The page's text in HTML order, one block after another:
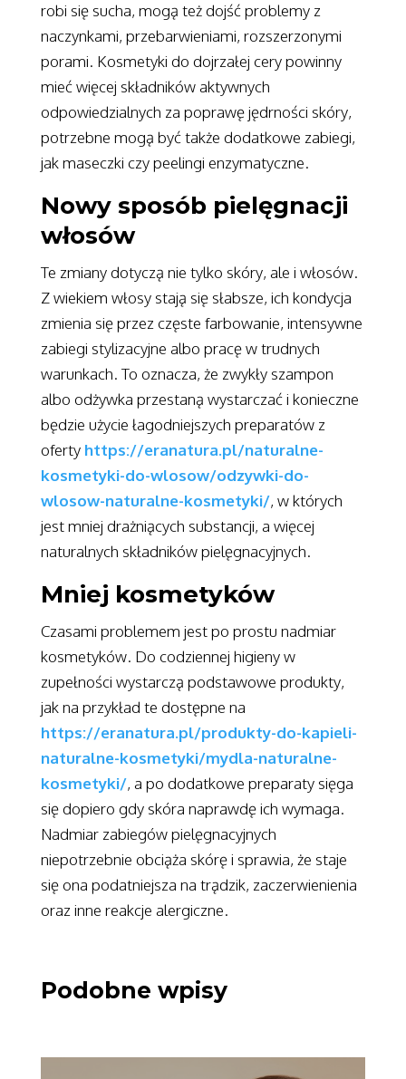
robi się sucha, mogą też dojść problemy z
naczynkami, przebarwieniami, rozszerzonymi
porami. Kosmetyki do dojrzałej cery powinny
mieć więcej składników aktywnych
odpowiedzialnych za poprawę jędrności skóry,
potrzebne mogą być także dodatkowe zabiegi,
jak maseczki czy peelingi enzymatyczne.
Nowy sposób pielęgnacji
włosów
Te zmiany dotyczą nie tylko skóry, ale i włosów.
Z wiekiem włosy stają się słabsze, ich kondycja
zmienia się przez częste farbowanie, intensywne
zabiegi stylizacyjne albo pracę w trudnych
warunkach. To oznacza, że zwykły szampon
albo odżywka przestaną wystarczać i konieczne
będzie użycie łagodniejszych preparatów z
oferty https://eranatura.pl/naturalne-
kosmetyki-do-wlosow/odzywki-do-
wlosow-naturalne-kosmetyki/, w których
jest mniej drażniących substancji, a więcej
naturalnych składników pielęgnacyjnych.
Mniej kosmetyków
Czasami problemem jest po prostu nadmiar
kosmetyków. Do codziennej higieny w
zupełności wystarczą podstawowe produkty,
jak na przykład te dostępne na
https://eranatura.pl/produkty-do-kapieli-
naturalne-kosmetyki/mydla-naturalne-
kosmetyki/, a po dodatkowe preparaty sięga
się dopiero gdy skóra naprawdę ich wymaga.
Nadmiar zabiegów pielęgnacyjnych
niepotrzebnie obciąża skórę i sprawia, że staje
się ona podatniejsza na trądzik, zaczerwienienia
oraz inne reakcje alergiczne.
Podobne wpisy